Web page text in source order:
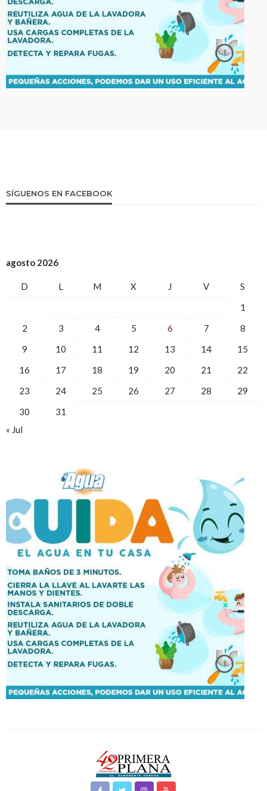
SÍGUENOS EN FACEBOOK
agosto 2026
D L M X J V
S
1
2
3 4 5 6 7
8
9
10 11 12 13 14
15
16
17 18 19 20 21
22
23
24 25 26 27 28
29
30
31
« Jul